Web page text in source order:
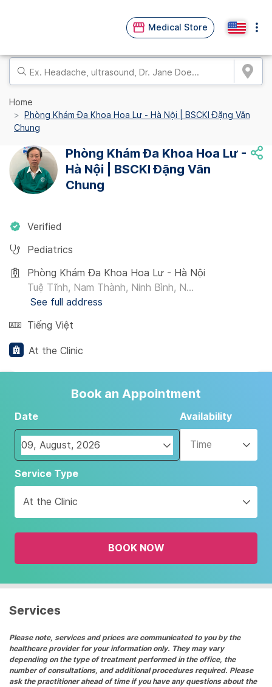
Medical Store
Home
Phòng Khám Đa Khoa Hoa Lư - Hà Nội | BSCKI Đặng Văn
Chung
Phòng Khám Đa Khoa Hoa Lư -
Hà Nội | BSCKI Đặng Văn
Chung
Verified
Pediatrics
Phòng Khám Đa Khoa Hoa Lư - Hà Nội
Tuệ Tĩnh, Nam Thành, Ninh Bình, N...
See full address
Tiếng Việt
At the Clinic
Book an Appointment
Date
Navigate
forward
interact
with
the
and
date.
the
question
mark
key
Availability
Time
Service Type
At the Clinic
BOOK NOW
Services
Please note, services and prices are communicated to you by the
healthcare provider for your information only. They may vary
depending on the type of treatment performed in the office, the
number of consultations, and additional procedures required. Please
ask the practitioner ahead of time if you have any questions about the